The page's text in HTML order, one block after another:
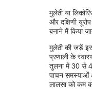
मुलेठी या
और दक्षिणी
बनाने में किया
मुलेठी की जड़ें
प्रणाली के
तुलना में 30 से
पाचन समस्याओं
लालसा को कम